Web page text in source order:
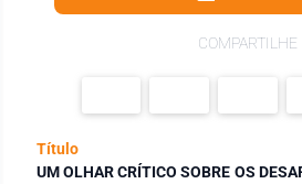
COMPARTILHE
Título
UM OLHAR CRÍTICO SOBRE OS